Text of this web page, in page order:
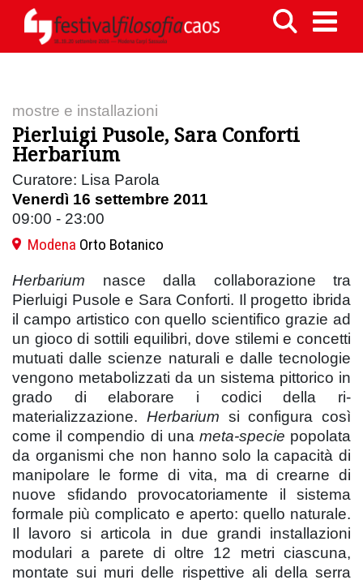
mostre e installazioni
Pierluigi Pusole, Sara Conforti
Herbarium
Curatore: Lisa Parola
Venerdì 16 settembre 2011
09:00 - 23:00
Modena Orto Botanico
Herbarium nasce dalla collaborazione tra
Pierluigi Pusole e Sara Conforti. Il progetto ibrida
il campo artistico con quello scientifico grazie ad
un gioco di sottili equilibri, dove stilemi e concetti
mutuati dalle scienze naturali e dalle tecnologie
vengono metabolizzati da un sistema pittorico in
grado di elaborare i codici della ri-
materializzazione. Herbarium si configura così
come il compendio di una meta-specie popolata
da organismi che non hanno solo la capacità di
manipolare le forme di vita, ma di crearne di
nuove sfidando provocatoriamente il sistema
formale più complicato e aperto: quello naturale.
Il lavoro si articola in due grandi installazioni
modulari a parete di oltre 12 metri ciascuna,
montate sui muri delle rispettive ali della serra